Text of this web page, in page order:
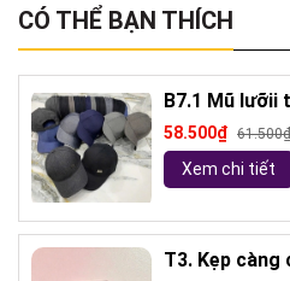
CÓ THỂ BẠN THÍCH
B7.1 Mũ lưỡii
58.500₫ 61.500₫
Xem chi tiết
T3. Kẹp càng